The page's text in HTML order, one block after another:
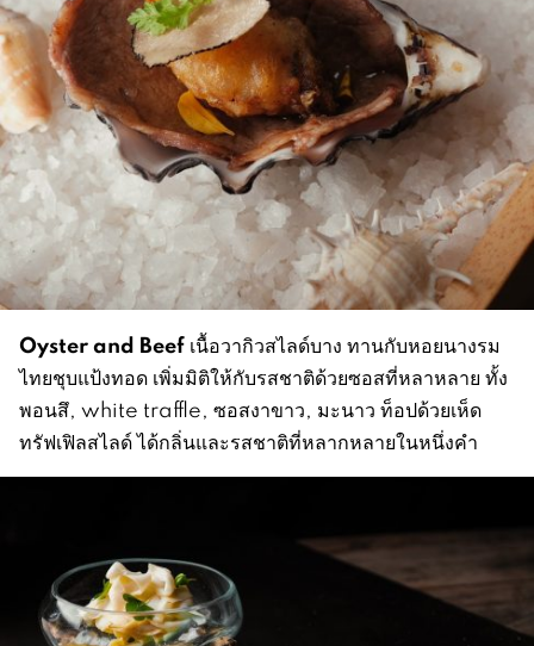
Oyster and Beef เนื้อวากิวสไลด์บาง ทานกับหอยนางรม
ไทยชุบแป้งทอด เพิ่มมิติให้กับรสชาติด้วยซอสที่หลาหลาย ทั้ง
พอนสึ, white traffle, ซอสงาขาว, มะนาว ท็อปด้วยเห็ด
ทรัฟเฟิลสไลด์ ได้กลิ่นและรสชาติที่หลากหลายในหนึ่งคำ